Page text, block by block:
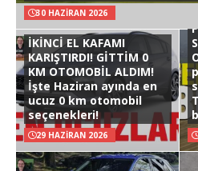
30 HAZIRAN 2026
İKİNCİ EL KAFAMI
KARIŞTIRDI! GİTTİM 0
KM OTOMOBİL ALDIM!
İşte Haziran ayında en
ucuz 0 km otomobil
seçenekleri!
29 HAZIRAN 2026